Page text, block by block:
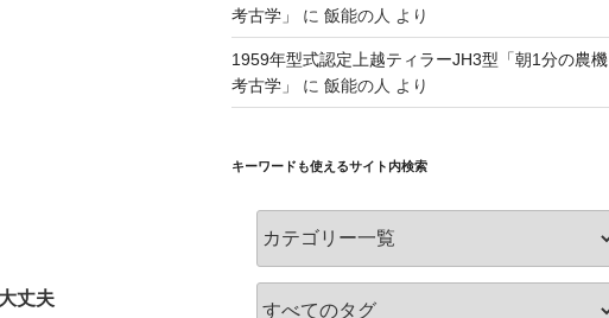
丈夫
考古学」
に 飯能の人 より
1959年型式認定上越ティラーJH3型「朝1分の農機
考古学」
に 飯能の人 より
キーワードも使えるサイト内検索